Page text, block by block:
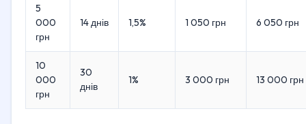
5
000
грн
14 днів 1,5% 1 050 грн 6 050 грн
10
000
грн
30
днів
1% 3 000 грн 13 000 грн